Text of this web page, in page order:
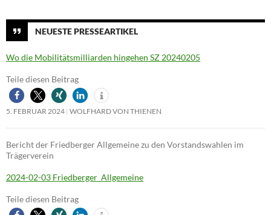
NEUESTE PRESSEARTIKEL
Wo die Mobilitätsmilliarden hingehen SZ 20240205
Teile diesen Beitrag
5. FEBRUAR 2024 WOLFHARD VON THIENEN
Bericht der Friedberger Allgemeine zu den Vorstandswahlen im
Trägerverein
2024-02-03 Friedberger_Allgemeine
Teile diesen Beitrag